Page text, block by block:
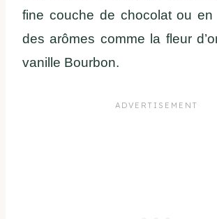
fine couche de chocolat ou en
des arômes comme la fleur
vanille Bourbon.